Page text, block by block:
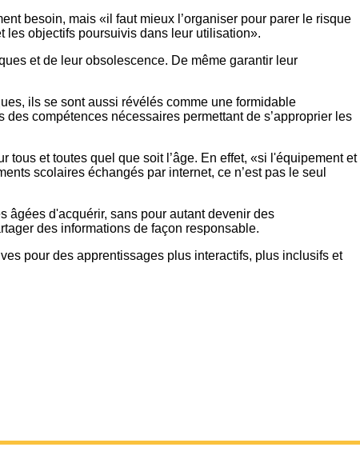
besoin, mais «il faut mieux l’organiser pour parer le risque
les objectifs poursuivis dans leur utilisation».
et de leur obsolescence. De même garantir leur
ils se sont aussi révélés comme une formidable
compétences nécessaires permettant de s’approprier les
et toutes quel que soit l’âge. En effet, «si l'équipement et
scolaires échangés par internet, ce n’est pas le seul
âgées d'acquérir, sans pour autant devenir des
des informations de façon responsable.
pour des apprentissages plus interactifs, plus inclusifs et